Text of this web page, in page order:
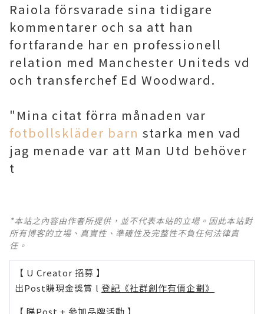
Raiola försvarade sina tidigare
kommentarer och sa att han
fortfarande har en professionell
relation med Manchester Uniteds vd
och transferchef Ed Woodward.
"Mina citat förra månaden var
fotbollskläder barn starka men vad
jag menade var att Man Utd behöver
t
*本站之內容由作者所提供，並不代表本站的立場。因此本站對
所有博客的立場、真實性、準確性及完整性不負任何法律責
任。
【 U Creator 招募 】
出Post賺現金獎賞 l 登記《社群創作有價企劃》
【 睇Post + 參加品牌活動 】